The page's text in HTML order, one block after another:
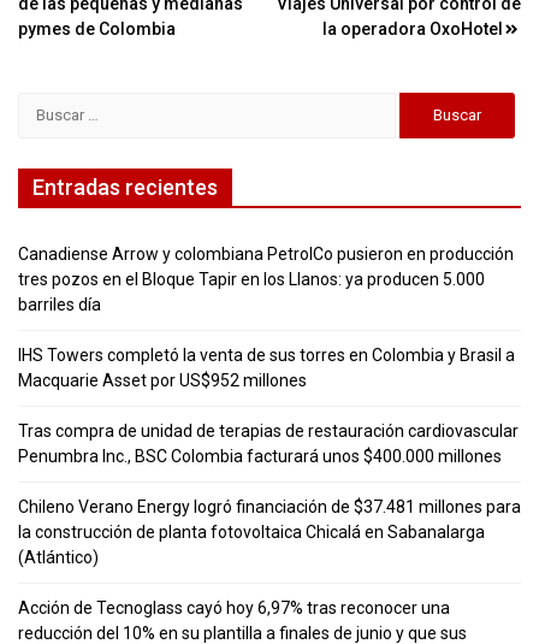
entradas
pymes de Colombia
la operadora OxoHotel
Entradas recientes
Canadiense Arrow y colombiana PetrolCo pusieron en producción
tres pozos en el Bloque Tapir en los Llanos: ya producen 5.000
barriles día
IHS Towers completó la venta de sus torres en Colombia y Brasil a
Macquarie Asset por US$952 millones
Tras compra de unidad de terapias de restauración cardiovascular
Penumbra Inc., BSC Colombia facturará unos $400.000 millones
Chileno Verano Energy logró financiación de $37.481 millones para
la construcción de planta fotovoltaica Chicalá en Sabanalarga
(Atlántico)
Acción de Tecnoglass cayó hoy 6,97% tras reconocer una
reducción del 10% en su plantilla a finales de junio y que sus